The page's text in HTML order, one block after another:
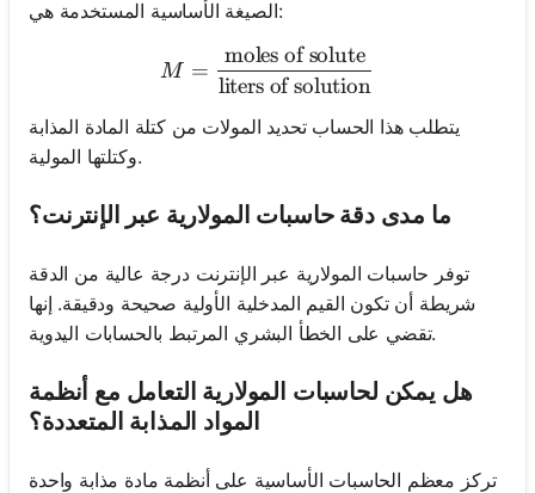
الصيغة الأساسية المستخدمة هي:
M = \frac{\text{moles of
M =
liters of solution
moles of solute
يتطلب هذا الحساب تحديد المولات من كتلة المادة المذابة
وكتلتها المولية.
ما مدى دقة حاسبات المولارية عبر الإنترنت؟
توفر حاسبات المولارية عبر الإنترنت درجة عالية من الدقة
شريطة أن تكون القيم المدخلية الأولية صحيحة ودقيقة. إنها
تقضي على الخطأ البشري المرتبط بالحسابات اليدوية.
هل يمكن لحاسبات المولارية التعامل مع أنظمة
المواد المذابة المتعددة؟
تركز معظم الحاسبات الأساسية على أنظمة مادة مذابة واحدة